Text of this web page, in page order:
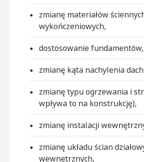
zmianę materiałów
wykończeniowych,
dostosowanie fundamentów,
zmianę kąta nachylenia
zmianę typu ogrzewania i
wpływa to na konstrukcję),
zmianę instalacji
zmianę układu ścian
wewnętrznych,